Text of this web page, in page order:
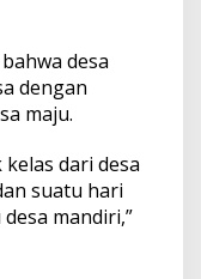
desa
dengan
maju.
dari desa
suatu hari
mandiri,”